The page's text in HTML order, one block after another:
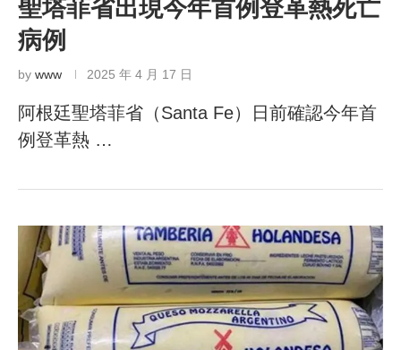
聖塔菲省出現今年首例登革熱死亡
病例
by www 2025 年 4 月 17 日
阿根廷聖塔菲省（Santa Fe）日前確認今年首
例登革熱 …